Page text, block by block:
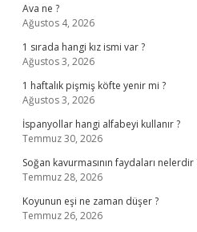
Ava ne ?
Ağustos 4, 2026
1 sırada hangi kız ismi var ?
Ağustos 3, 2026
1 haftalık pişmiş köfte yenir mi ?
Ağustos 3, 2026
İspanyollar hangi alfabeyi kullanır ?
Temmuz 30, 2026
Soğan kavurmasının faydaları nelerdir
Temmuz 28, 2026
Koyunun eşi ne zaman düşer ?
Temmuz 26, 2026